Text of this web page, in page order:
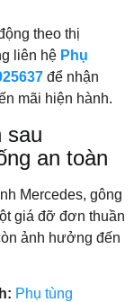
theo thị
liên hệ Phụ
để nhận
mãi hiện hành.
sau
an toàn
Mercedes, gông
giá đỡ đơn thuần
ảnh hưởng đến
Phụ tùng